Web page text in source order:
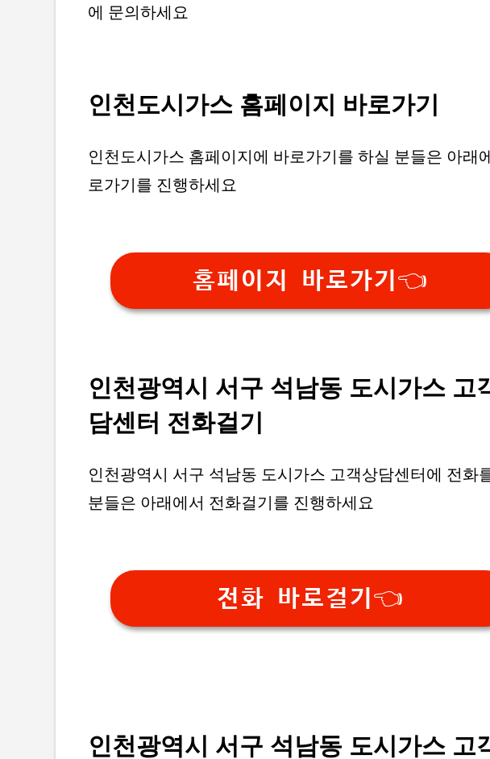
에 문의하세요
인천도시가스 홈페이지 바로가기
인천도시가스 홈페이지에 바로가기를 하실 분들은 아래
로가기를 진행하세요
홈페이지 바로가기👈
인천광역시 서구 석남동 도시가스 고
담센터 전화걸기
인천광역시 서구 석남동 도시가스 고객상담센터에 전화
분들은 아래에서 전화걸기를 진행하세요
전화 바로걸기👈
인천광역시 서구 석남동 도시가스 고